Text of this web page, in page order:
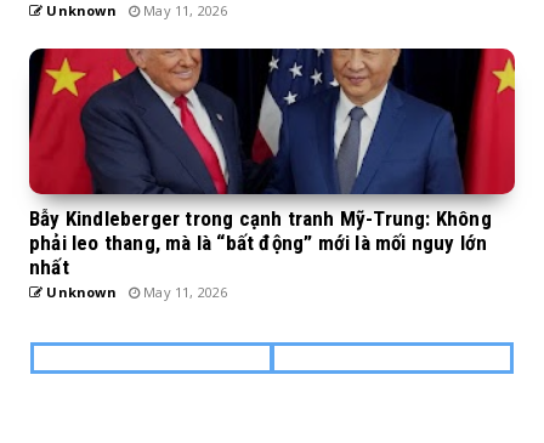
Unknown May 11, 2026
Bẫy Kindleberger trong cạnh tranh Mỹ-Trung: Không
phải leo thang, mà là “bất động” mới là mối nguy lớn
nhất
Unknown May 11, 2026